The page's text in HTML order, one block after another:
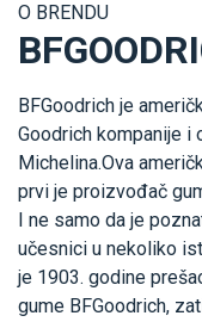
O BRENDU
BFGoodrich je
Goodrich kompanije i
Michelina.Ova
prvi je proizvođač
I ne samo da je
učesnici u nekoliko
je 1903. godine
gume BFGoodrich,